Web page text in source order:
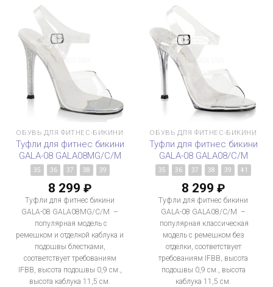
ОБУВЬ ДЛЯ ФИТНЕС-БИКИНИ
Туфли для фитнес бикини
GALA-08 GALA08MG/C/M
35 36 37 38 39
8 299 ₽
Туфли для фитнес бикини
GALA-08 GALA08MG/C/M –
популярная модель с
ремешком и отделкой каблука и
подошвы блестками,
соответствует требованиям
IFBB, высота подошвы 0,9 см.,
высота каблука 11,5 см.
ОБУВЬ ДЛЯ ФИТНЕС-БИКИНИ
Туфли для фитнес бикини
GALA-08 GALA08/C/M
35 36 37 38 39 41
8 299 ₽
Туфли для фитнес бикини
GALA-08 GALA08/C/M –
популярная классическая
модель с ремешком без
отделки, соответствует
требованиям IFBB, высота
подошвы 0,9 см., высота
каблука 11,5 см.